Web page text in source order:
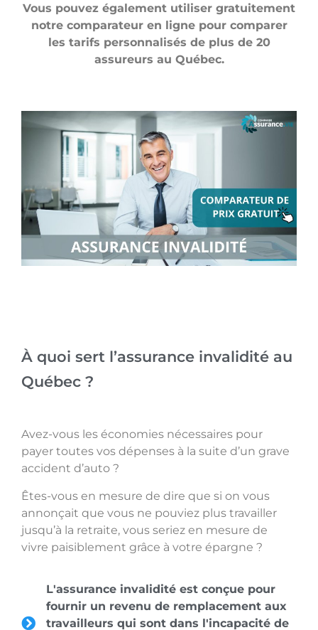
Vous pouvez également utiliser gratuitement
notre comparateur en ligne pour comparer
les tarifs personnalisés de plus de 20
assureurs au Québec.
À quoi sert l’assurance invalidité au
Québec ?
Avez-vous les économies nécessaires pour
payer toutes vos dépenses à la suite d’un grave
accident d’auto ?
Êtes-vous en mesure de dire que si on vous
annonçait que vous ne pouviez plus travailler
jusqu’à la retraite, vous seriez en mesure de
vivre paisiblement grâce à votre épargne ?
L'assurance invalidité est conçue pour
fournir un revenu de remplacement aux
travailleurs qui sont dans l'incapacité de